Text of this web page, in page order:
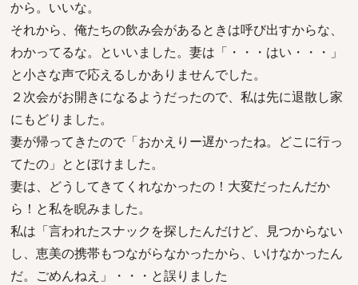
から。いいな。
それから、俺たちの飲み会があるときは呼び出すからな、
わかってるな。といいました。妻は「・・・はい・・・」
と小さな声で応えるしかありませんでした。
２次会がお開きになるようだったので、私は先に退散し家
にもどりました。
妻が帰ってきたので「おかえりー遅かったね。どこに行っ
てたの」ととぼけました。
妻は、どうしてきてくれなかったの！大変だったんだか
ら！と私を睨みました。
私は「言われたスナックを探したんだけど、見つからない
し、恵美の携帯もつながらなかったから、いけなかったん
だ。ごめんねえ」・・・と誤りました